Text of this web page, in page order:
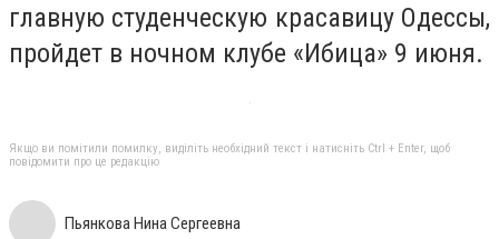
главную студенческую красавицу Одессы,
пройдет в ночном клубе «Ибица» 9 июня.
Якщо ви помітили помилку, виділіть необхідний текст і натисніть Ctrl + Enter, щоб
повідомити про це редакцію
Пьянкова Нина Сергеевна